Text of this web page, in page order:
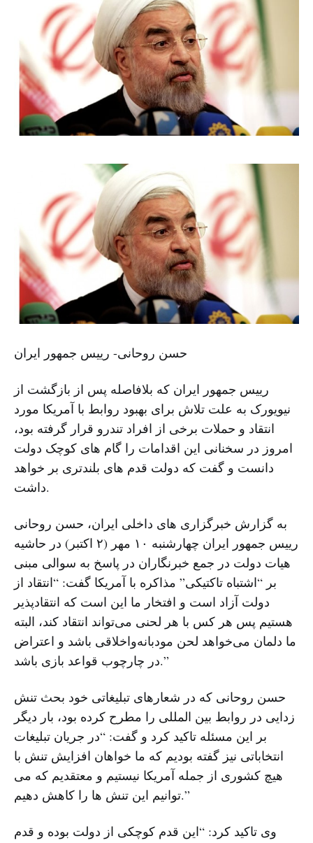
حسن روحانی- رییس جمهور ایران
رییس جمهور ایران که بلافاصله پس از بازگشت از
نیویورک به علت تلاش برای بهبود روابط با آمریکا مورد
انتقاد و حملات برخی از افراد تندرو قرار گرفته بود،
امروز در سخنانی این اقدامات را گام های کوچک دولت
دانست و گفت که دولت قدم های بلندتری بر خواهد
داشت.
به گزارش خبرگزاری های داخلی ایران، حسن روحانی
رییس جمهور ایران چهارشنبه ۱۰ مهر (۲ اکتبر) در حاشیه
هیات دولت در جمع خبرنگاران در پاسخ به سوالی مبنی
بر “اشتباه تاکتیکی” مذاکره با آمریکا گفت: “انتقاد از
دولت آزاد است و افتخار ما این است که انتقادپذیر
هستیم پس هر کس با هر لحنی می‌تواند انتقاد کند، البته
ما دلمان می‌خواهد لحن مودبانه‌واخلاقی باشد و اعتراض
در چارچوب قواعد بازی باشد.”
حسن روحانی که در شعارهای تبلیغاتی خود بحث تنش
زدایی در روابط بین المللی را مطرح کرده بود، بار دیگر
بر این مسئله تاکید کرد و گفت: “در جریان تبلیغات
انتخاباتی نیز گفته بودیم که ما خواهان افزایش تنش با
هیچ کشوری از جمله آمریکا نیستیم و معتقدیم که می
توانیم این تنش ها را کاهش دهیم.”
وی تاکید کرد: “این قدم کوچکی از دولت بوده و قدم